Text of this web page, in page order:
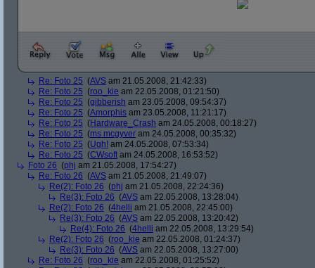
Re: Foto 25 (AVS am 21.05.2008, 21:42:33)
Re: Foto 25 (roo_kie am 22.05.2008, 01:21:50)
Re: Foto 25 (gibberish am 23.05.2008, 09:54:37)
Re: Foto 25 (Amorphis am 23.05.2008, 11:21:17)
Re: Foto 25 (Hardware_Crash am 24.05.2008, 00:18:27)
Re: Foto 25 (ms mcgyver am 24.05.2008, 00:35:32)
Re: Foto 25 (Ugh! am 24.05.2008, 07:53:34)
Re: Foto 25 (CWsoft am 24.05.2008, 16:53:52)
Foto 26 (phj am 21.05.2008, 17:54:27)
Re: Foto 26 (AVS am 21.05.2008, 21:49:07)
Re(2): Foto 26 (phj am 21.05.2008, 22:24:36)
Re(3): Foto 26 (AVS am 22.05.2008, 13:28:04)
Re(2): Foto 26 (4helli am 21.05.2008, 22:45:00)
Re(3): Foto 26 (AVS am 22.05.2008, 13:20:42)
Re(4): Foto 26 (4helli am 22.05.2008, 13:29:54)
Re(2): Foto 26 (roo_kie am 22.05.2008, 01:24:37)
Re(3): Foto 26 (AVS am 22.05.2008, 13:27:00)
Re: Foto 26 (roo_kie am 22.05.2008, 01:25:52)